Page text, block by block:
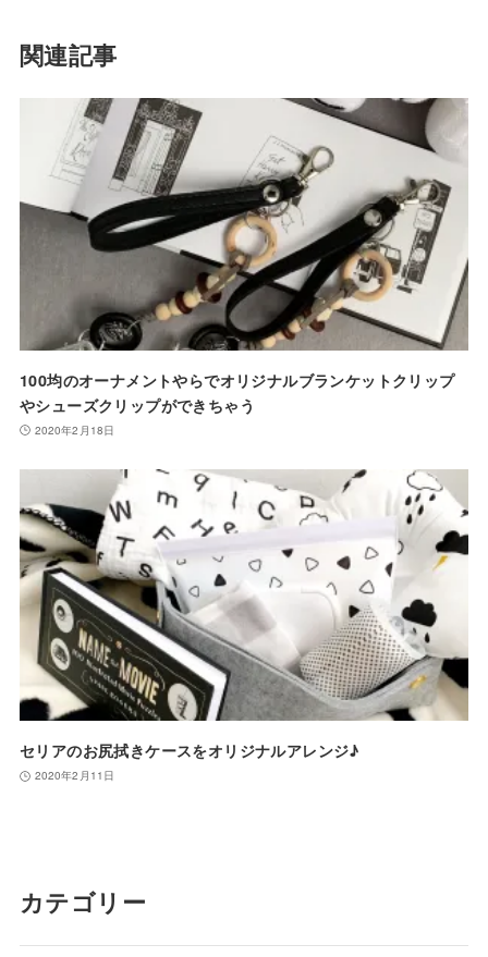
関連記事
100均のオーナメントやらでオリジナルブランケットクリップ
やシューズクリップができちゃう
2020年2月18日
セリアのお尻拭きケースをオリジナルアレンジ♪
2020年2月11日
カテゴリー